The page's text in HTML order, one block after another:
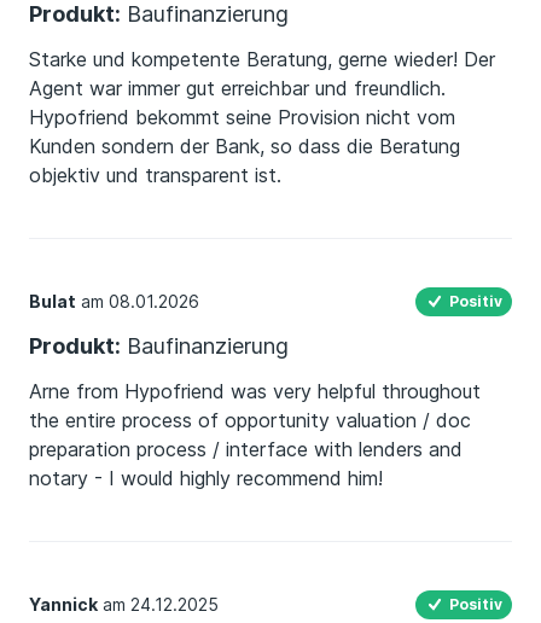
Produkt: Baufinanzierung
Starke und kompetente Beratung, gerne wieder! Der
Agent war immer gut erreichbar und freundlich.
Hypofriend bekommt seine Provision nicht vom
Kunden sondern der Bank, so dass die Beratung
objektiv und transparent ist.
Bulat am 08.01.2026 Positiv
Produkt: Baufinanzierung
Arne from Hypofriend was very helpful throughout
the entire process of opportunity valuation / doc
preparation process / interface with lenders and
notary - I would highly recommend him!
Yannick am 24.12.2025 Positiv